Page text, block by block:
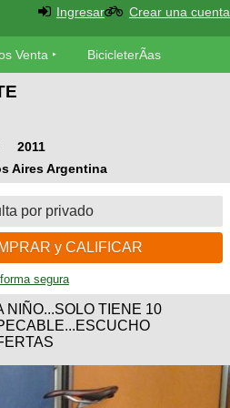
Ingresar Crear una cuenta
Venta BicicleterÃ­as
2011
Aires Argentina
por privado
y CALIFICAR
segura
NIÑO...SOLO TIENE 10